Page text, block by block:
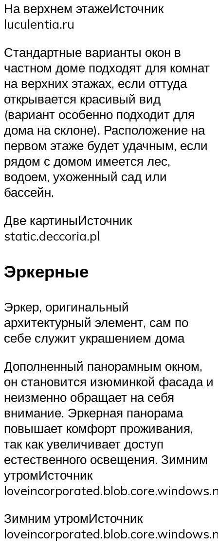
На верхнем этажеИсточник
luculentia.ru
Стандартные варианты окон в
частном доме подходят для комнат
на верхних этажах, если оттуда
открывается красивый вид
(вариант особенно подходит для
дома на склоне). Расположение на
первом этаже будет удачным, если
рядом с домом имеется лес,
водоем, ухоженный сад или
бассейн.
Две картиныИсточник
static.deccoria.pl
Эркерные
Эркер, оригинальный
архитектурный элемент, сам по
себе служит украшением дома
Дополненный панорамным окном,
он становится изюминкой фасада и
неизменно обращает на себя
внимание. Эркерная панорама
повышает комфорт проживания,
так как увеличивает доступ
естественного освещения. Зимним
утромИсточник
Зимним утромИсточник